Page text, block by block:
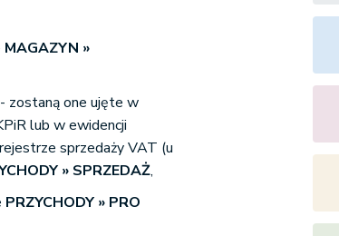
MAGAZYN »
zostaną one ujęte w
lub w ewidencji
sprzedaży VAT (u
» SPRZEDAŻ,
PRZYCHODY » PRO